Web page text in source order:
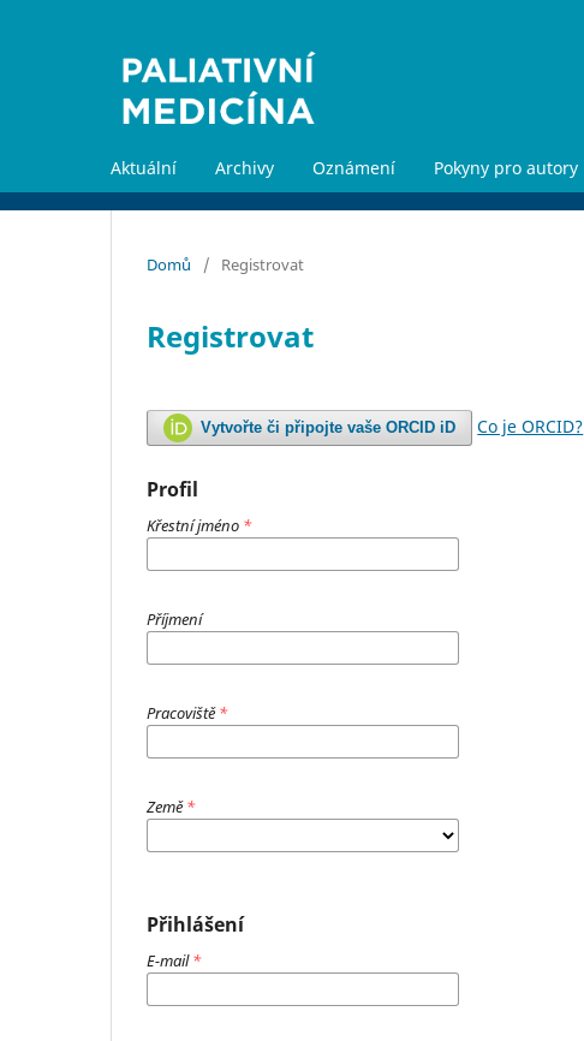
Aktuální Archivy Oznámení Pokyny pro autory
Domů / Registrovat
Registrovat
Vytvořte či připojte vaše ORCID iD Co je ORCID?
Profil
Křestní jméno *
Příjmení
Pracoviště*
Země*
Přihlášení
E-mail*